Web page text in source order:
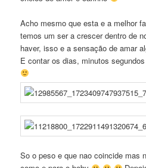
Acho mesmo que esta e a melhor
temos um ser a crescer dentro de
haver, isso e a sensação de amar
E contar os dias, minutos
So o peso e que nao coincide mas